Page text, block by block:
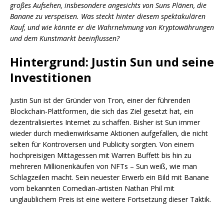
großes Aufsehen, insbesondere angesichts von Suns Plänen, die
Banane zu verspeisen. Was steckt hinter diesem spektakulären
Kauf, und wie könnte er die Wahrnehmung von Kryptowährungen
und dem Kunstmarkt beeinflussen?
Hintergrund: Justin Sun und seine
Investitionen
Justin Sun ist der Gründer von Tron, einer der führenden
Blockchain-Plattformen, die sich das Ziel gesetzt hat, ein
dezentralisiertes Internet zu schaffen. Bisher ist Sun immer
wieder durch medienwirksame Aktionen aufgefallen, die nicht
selten für Kontroversen und Publicity sorgten. Von einem
hochpreisigen Mittagessen mit Warren Buffett bis hin zu
mehreren Millionenkäufen von NFTs – Sun weiß, wie man
Schlagzeilen macht. Sein neuester Erwerb ein Bild mit Banane
vom bekannten Comedian-artisten Nathan Phil mit
unglaublichem Preis ist eine weitere Fortsetzung dieser Taktik.